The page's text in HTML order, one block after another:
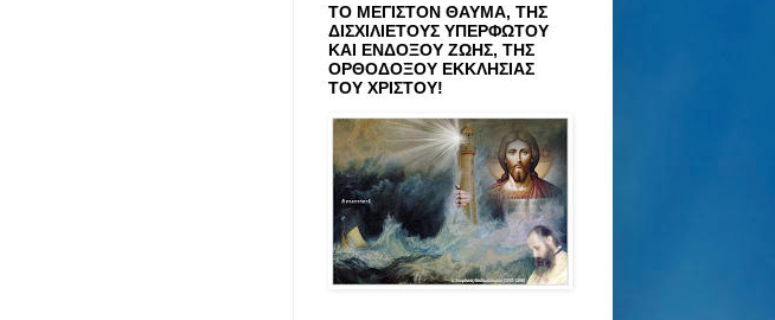
ΤΟ ΜΕΓΙΣΤΟΝ ΘΑΥΜΑ, ΤΗΣ
ΔΙΣΧΙΛΙΕΤΟΥΣ ΥΠΕΡΦΩΤΟΥ
ΚΑΙ ΕΝΔΟΞΟΥ ΖΩΗΣ, ΤΗΣ
ΟΡΘΟΔΟΞΟΥ ΕΚΚΛΗΣΙΑΣ
ΤΟΥ ΧΡΙΣΤΟΥ!